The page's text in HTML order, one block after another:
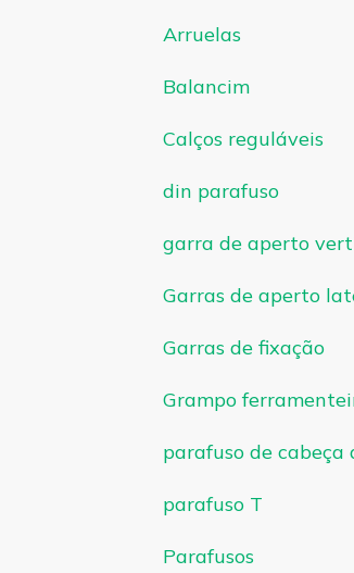
Arruelas
Balancim
Calços reguláveis
din parafuso
garra de aperto
Garras de aperto
Garras de fixação
Grampo
parafuso de cabeça
parafuso T
Parafusos